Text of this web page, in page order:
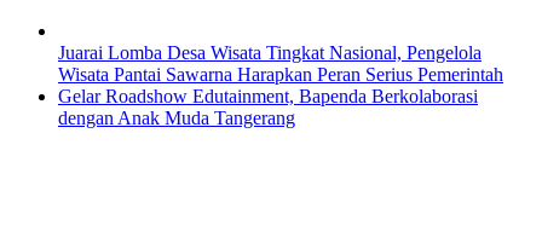
Juarai Lomba Desa Wisata Tingkat Nasional, Pengelola
Wisata Pantai Sawarna Harapkan Peran Serius Pemerintah
Gelar Roadshow Edutainment, Bapenda Berkolaborasi
dengan Anak Muda Tangerang